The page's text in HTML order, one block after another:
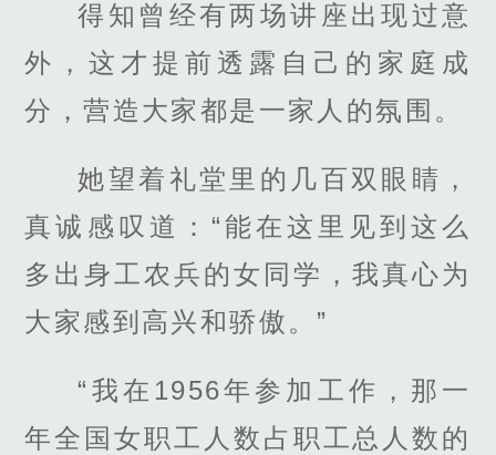
得知曾经有两场讲座出现过意
外，这才提前透露自己的家庭成
分，营造大家都是一家人的氛围。
她望着礼堂里的几百双眼睛，
真诚感叹道：“能在这里见到这么
多出身工农兵的女同学，我真心为
大家感到高兴和骄傲。”
“我在1956年参加工作，那一
年全国女职工人数占职工总人数的